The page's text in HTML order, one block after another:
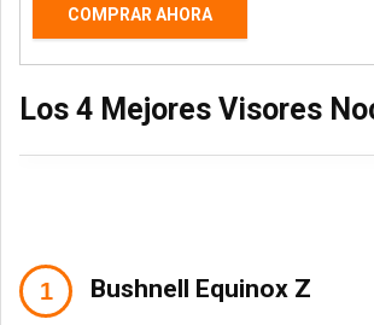
COMPRAR AHORA
Los 4 Mejores Visores
Bushnell Equinox Z